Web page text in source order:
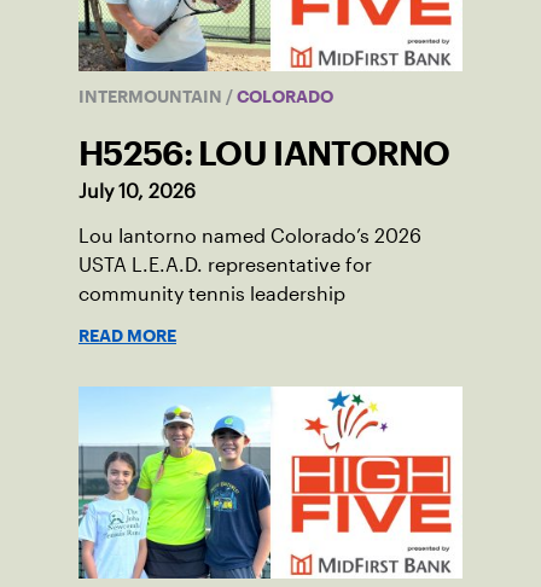
INTERMOUNTAIN / COLORADO
H5256: LOU IANTORNO
July 10, 2026
Lou Iantorno named Colorado’s 2026
USTA L.E.A.D. representative for
community tennis leadership
READ MORE